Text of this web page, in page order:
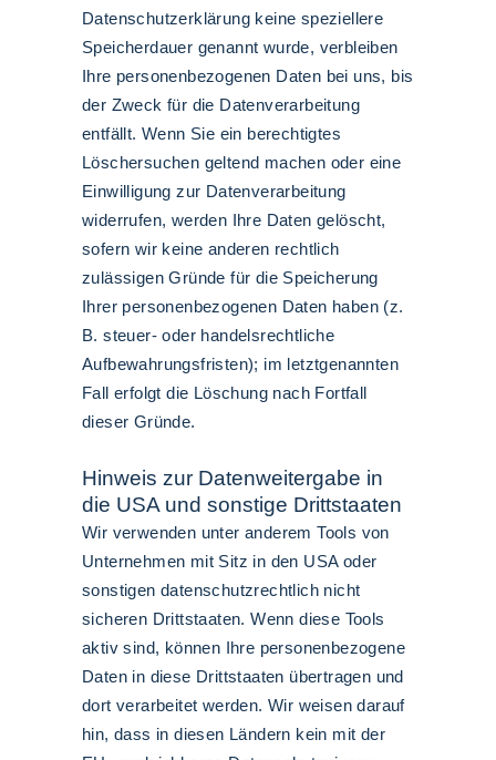
Datenschutzerklärung keine speziellere
Speicherdauer genannt wurde, verbleiben
Ihre personenbezogenen Daten bei uns, bis
der Zweck für die Datenverarbeitung
entfällt. Wenn Sie ein berechtigtes
Löschersuchen geltend machen oder eine
Einwilligung zur Datenverarbeitung
widerrufen, werden Ihre Daten gelöscht,
sofern wir keine anderen rechtlich
zulässigen Gründe für die Speicherung
Ihrer personenbezogenen Daten haben (z.
B. steuer- oder handelsrechtliche
Aufbewahrungsfristen); im letztgenannten
Fall erfolgt die Löschung nach Fortfall
dieser Gründe.
Hinweis zur Datenweitergabe in
die USA und sonstige Drittstaaten
Wir verwenden unter anderem Tools von
Unternehmen mit Sitz in den USA oder
sonstigen datenschutzrechtlich nicht
sicheren Drittstaaten. Wenn diese Tools
aktiv sind, können Ihre personenbezogene
Daten in diese Drittstaaten übertragen und
dort verarbeitet werden. Wir weisen darauf
hin, dass in diesen Ländern kein mit der